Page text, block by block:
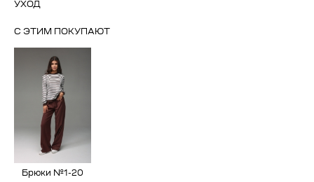
УХОД
С ЭТИМ ПОКУПАЮТ
Брюки №1-20